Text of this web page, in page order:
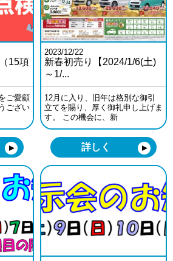
15項
ご愛顧
ござい
▼
2023/12/22
新春初売り【2024/1/6(土)
～1/...
12月に入り、旧年は格別な御引
立てを賜り、厚く御礼申し上げま
す。 この機会に、新
詳しく ▼